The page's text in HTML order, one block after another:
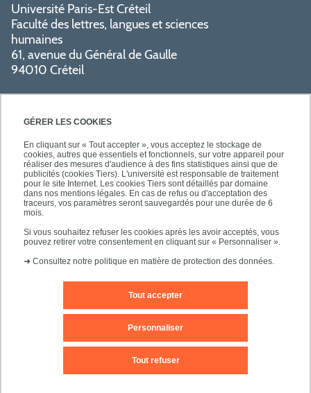
GÉRER LES COOKIES
En cliquant sur « Tout accepter », vous acceptez le stockage de
cookies, autres que essentiels et fonctionnels, sur votre appareil pour
réaliser des mesures d'audience à des fins statistiques ainsi que de
publicités (cookies Tiers). L'université est responsable de traitement
pour le site Internet. Les cookies Tiers sont détaillés par domaine
dans nos mentions légales. En cas de refus ou d'acceptation des
traceurs, vos paramètres seront sauvegardés pour une durée de 6
mois.
Si vous souhaitez refuser les cookies après les avoir acceptés, vous
pouvez retirer votre consentement en cliquant sur « Personnaliser ».
➜ Consultez notre politique en matière de protection des données.
Tout accepter
Tout refuser
Personnaliser
Université Paris-Est Créteil
Faculté des lettres, langues et sciences
humaines
61, avenue du Général de Gaulle
94010 Créteil
PRATIQUE
NOS FORMATIONS
Nous contacter
Plans d'accès Plan du site